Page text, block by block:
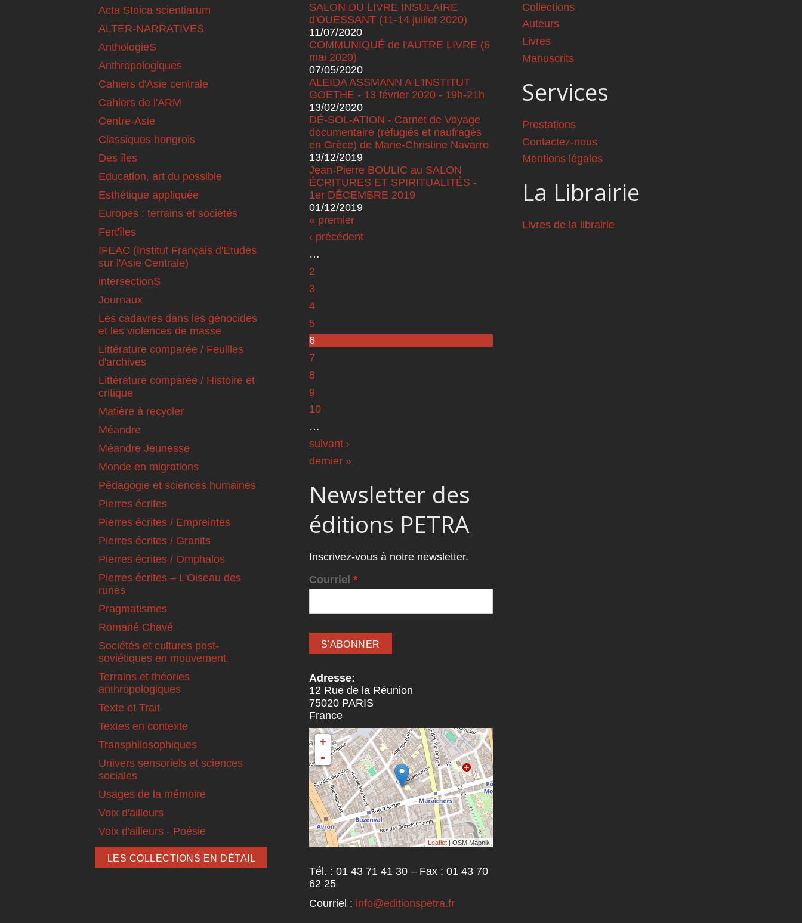
Acta Stoica scientiarum
ALTER-NARRATIVES
AnthologieS
Anthropologiques
Cahiers d'Asie centrale
Cahiers de l'ARM
Centre-Asie
Classiques hongrois
Des îles
Education, art du possible
Esthétique appliquée
Europes : terrains et sociétés
Fert'îles
IFEAC (Institut Français d'Etudes
sur l'Asie Centrale)
intersectionS
Journaux
Les cadavres dans les génocides
et les violences de masse
Littérature comparée / Feuilles
d'archives
Littérature comparée / Histoire et
critique
Matière à recycler
Méandre
Méandre Jeunesse
Monde en migrations
Pédagogie et sciences humaines
Pierres écrites
Pierres écrites / Empreintes
Pierres écrites / Granits
Pierres écrites / Omphalos
Pierres écrites – L'Oiseau des
runes
Pragmatismes
Romané Chavé
Sociétés et cultures post-
soviétiques en mouvement
Terrains et théories
anthropologiques
Texte et Trait
Textes en contexte
Transphilosophiques
Univers sensoriels et sciences
sociales
Usages de la mémoire
Voix d'ailleurs
Voix d'ailleurs - Poésie
LES COLLECTIONS EN DÉTAIL
SALON DU LIVRE INSULAIRE
d'OUESSANT (11-14 juillet 2020)
11/07/2020
COMMUNIQUÉ de l'AUTRE LIVRE (6
mai 2020)
07/05/2020
ALEIDA ASSMANN A L'INSTITUT
GOETHE - 13 février 2020 - 19h-21h
13/02/2020
DÉ-SOL-ATION - Carnet de Voyage
documentaire (réfugiés et naufragés
en Grèce) de Marie-Christine Navarro
13/12/2019
Jean-Pierre BOULIC au SALON
ÉCRITURES ET SPIRITUALITÉS -
1er DÉCEMBRE 2019
01/12/2019
Pages
« premier
‹ précédent
…
2
3
4
5
6
7
8
9
10
…
suivant ›
dernier »
Newsletter des
éditions PETRA
Inscrivez-vous à notre newsletter.
Courriel *
Adresse:
12 Rue de la Réunion
75020 PARIS
France
+
-
Leaflet | OSM Mapnik
Tél. : 01 43 71 41 30 – Fax : 01 43 70
62 25
Courriel : info@editionspetra.fr
Collections
Auteurs
Livres
Manuscrits
Services
Prestations
Contactez-nous
Mentions légales
La Librairie
Livres de la librairie